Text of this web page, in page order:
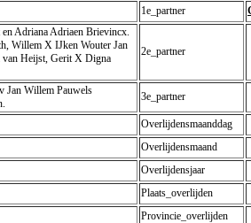
1e_partner
Adriana Adriaen Brievincx.
Willem X IJken Wouter Jan
van Heijst, Gerit X Digna
2e_partner
Jan Willem Pauwels
3e_partner
Overlijdensmaanddag
Overlijdensmaand
Overlijdensjaar
Plaats_overlijden
Provincie_overlijden